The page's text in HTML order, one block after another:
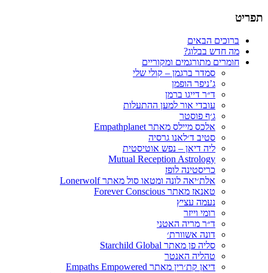
הבלוג של סמדר ברגמן
תפריט
דילוג
לתוכן
ברוכים הבאים
מה חדש בבלוג?
חומרים מתורגמים ומקוריים
סמדר ברגמן – קולי שלי
ג’ניפר הופמן
ד״ר דייגו ברמן
עובדי אור למען ההתעלות
ג׳ף פוסטר
אלכס מיילס מאתר Empathplanet
סטיב ד׳לאנו גרסיה
ליה דיאן – נפש אוטיסטית
Mutual Reception Astrology
כריסטינה לופז
אלת׳יאה לונה ומטאו סול מאתר Lonerwolf
טאנאז מאתר Forever Conscious
נעמה עציץ
רומי וייזר
ד״ר מריה האטני
דונה אשוורת׳
סליה פן מאתר Starchild Global
טהליה האנטר
דיאן קת׳רין מאתר Empaths Empowered